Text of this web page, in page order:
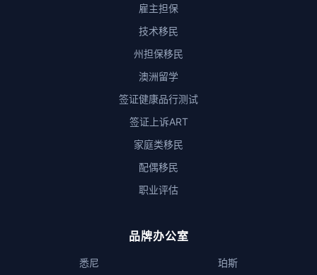
雇主担保
技术移民
州担保移民
澳洲留学
签证健康品行测试
签证上诉ART
家庭类移民
配偶移民
职业评估
品牌办公室
悉尼
珀斯